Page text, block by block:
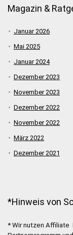
Magazin &
Januar 2026
Mai 2025
Januar 2024
Dezember 2023
November 2023
Dezember 2022
November 2022
März 2022
Dezember 2021
*Hinweis von
* Wir nutzen Affiliate